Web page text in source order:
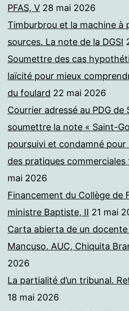
PFAS, V 28 mai 2026
Timburbrou et la machine à
sources. La note de la DGSI
Soumettre des cas
laïcité pour mieux
du foulard 22 mai 2026
Courrier adressé au PDG
soumettre la note « Saint-
poursuivi et condamné pour
des pratiques commerciales
mai 2026
Financement du Collège de
ministre Baptiste, II 21 mai
Carta abierta de un
Mancuso. AUC, Chiquita
2026
La partialité d’un tribunal.
18 mai 2026